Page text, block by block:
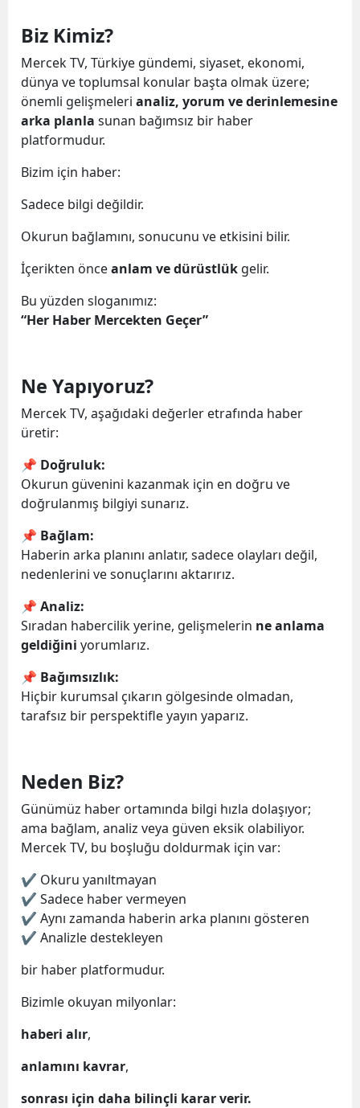
Biz Kimiz?
Mercek TV, Türkiye gündemi, siyaset, ekonomi,
dünya ve toplumsal konular başta olmak üzere;
önemli gelişmeleri analiz, yorum ve derinlemesine
arka planla sunan bağımsız bir haber
platformudur.
Bizim için haber:
Sadece bilgi değildir.
Okurun bağlamını, sonucunu ve etkisini bilir.
İçerikten önceanlam ve dürüstlük gelir.
Bu yüzden sloganımız:
“Her Haber Mercekten Geçer”
Ne Yapıyoruz?
Mercek TV, aşağıdaki değerler etrafında haber
üretir:
📌 Doğruluk:
Okurun güvenini kazanmak için en doğru ve
doğrulanmış bilgiyi sunarız.
📌 Bağlam:
Haberin arka planını anlatır, sadece olayları değil,
nedenlerini ve sonuçlarını aktarırız.
📌 Analiz:
Sıradan habercilik yerine, gelişmelerin ne anlama
geldiğini yorumlarız.
📌 Bağımsızlık:
Hiçbir kurumsal çıkarın gölgesinde olmadan,
tarafsız bir perspektifle yayın yaparız.
Neden Biz?
Günümüz haber ortamında bilgi hızla dolaşıyor;
ama bağlam, analiz veya güven eksik olabiliyor.
Mercek TV, bu boşluğu doldurmak için var:
✔ Okuru yanıltmayan
✔ Sadece haber vermeyen
✔ Aynı zamanda haberin arka planını gösteren
✔ Analizle destekleyen
bir haber platformudur.
Bizimle okuyan milyonlar:
haberi alır,
anlamını kavrar,
sonrası için daha bilinçli karar verir.